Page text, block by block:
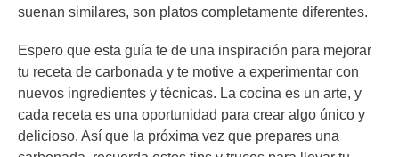
suenan similares, son platos completamente diferentes​.
Espero que esta guía te de una inspiración para mejorar
tu receta de carbonada y te motive a experimentar con
nuevos ingredientes y técnicas. La cocina es un arte, y
cada receta es una oportunidad para crear algo único y
delicioso. Así que la próxima vez que prepares una